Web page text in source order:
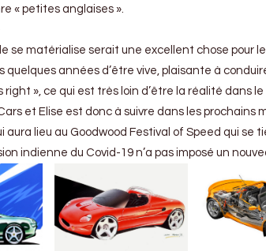
« petites anglaises ».
se matérialise serait une excellent chose pour
quelques années d’être vive, plaisante à
right », ce qui est très loin d’être la réalité dans
et Elise est donc à suivre dans les
aura lieu au Goodwood Festival of Speed qui se
indienne du Covid-19 n’a pas imposé un